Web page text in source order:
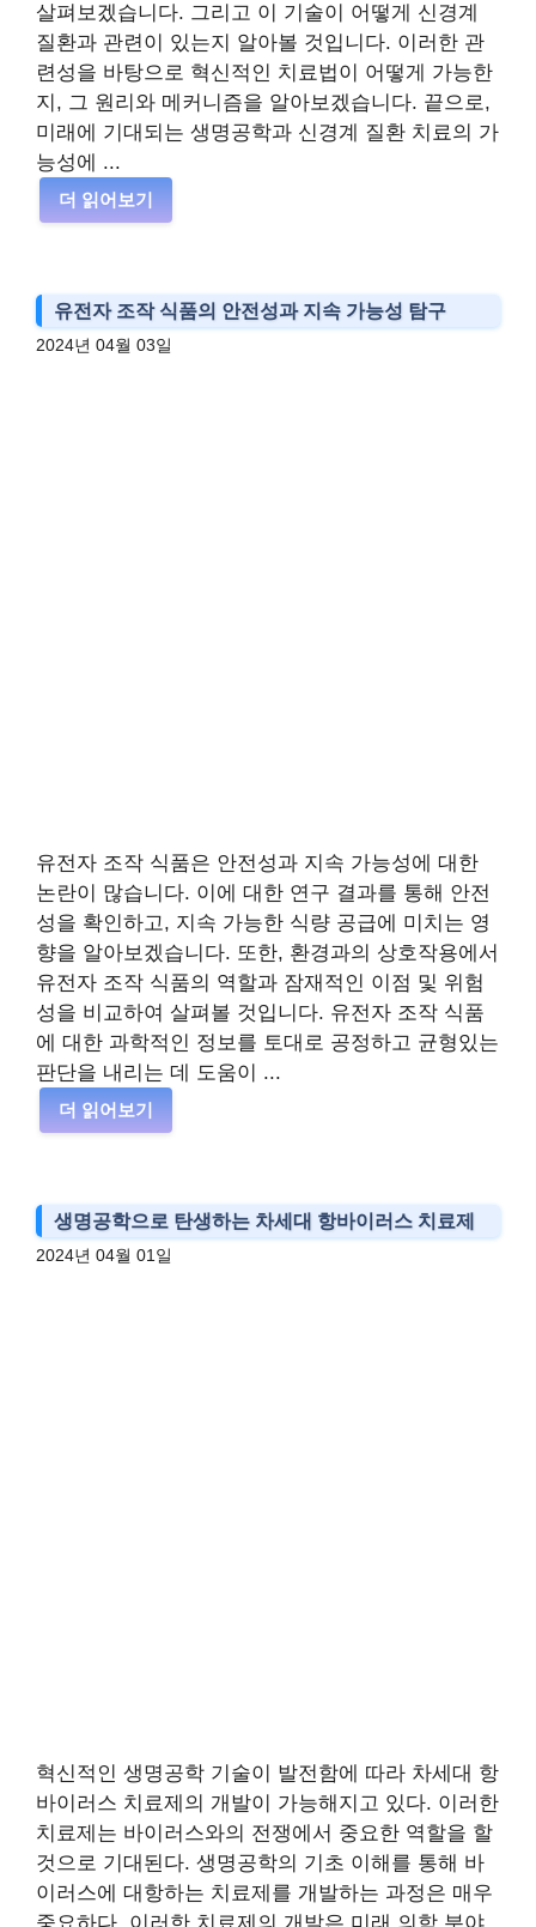
살펴보겠습니다. 그리고 이 기술이 어떻게 신경계
질환과 관련이 있는지 알아볼 것입니다. 이러한 관
련성을 바탕으로 혁신적인 치료법이 어떻게 가능한
지, 그 원리와 메커니즘을 알아보겠습니다. 끝으로,
미래에 기대되는 생명공학과 신경계 질환 치료의 가
능성에 ...
더 읽어보기
유전자 조작 식품의 안전성과 지속 가능성 탐구
2024년 04월 03일
유전자 조작 식품은 안전성과 지속 가능성에 대한
논란이 많습니다. 이에 대한 연구 결과를 통해 안전
성을 확인하고, 지속 가능한 식량 공급에 미치는 영
향을 알아보겠습니다. 또한, 환경과의 상호작용에서
유전자 조작 식품의 역할과 잠재적인 이점 및 위험
성을 비교하여 살펴볼 것입니다. 유전자 조작 식품
에 대한 과학적인 정보를 토대로 공정하고 균형있는
판단을 내리는 데 도움이 ...
더 읽어보기
생명공학으로 탄생하는 차세대 항바이러스 치료제
2024년 04월 01일
혁신적인 생명공학 기술이 발전함에 따라 차세대 항
바이러스 치료제의 개발이 가능해지고 있다. 이러한
치료제는 바이러스와의 전쟁에서 중요한 역할을 할
것으로 기대된다. 생명공학의 기초 이해를 통해 바
이러스에 대항하는 치료제를 개발하는 과정은 매우